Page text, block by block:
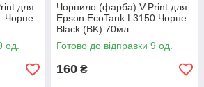
для
Чорне
од.
Чорнило (фарба) V.Print для
Epson EcoTank L3150 Чорне
Black (BK) 70мл
Готово до відправки 9 од.
160 ₴